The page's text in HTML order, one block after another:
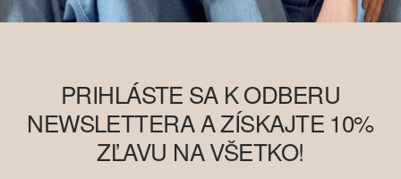
PRIHLÁSTE SA K ODBERU
NEWSLETTERA A ZÍSKAJTE 10%
ZĽAVU NA VŠETKO!